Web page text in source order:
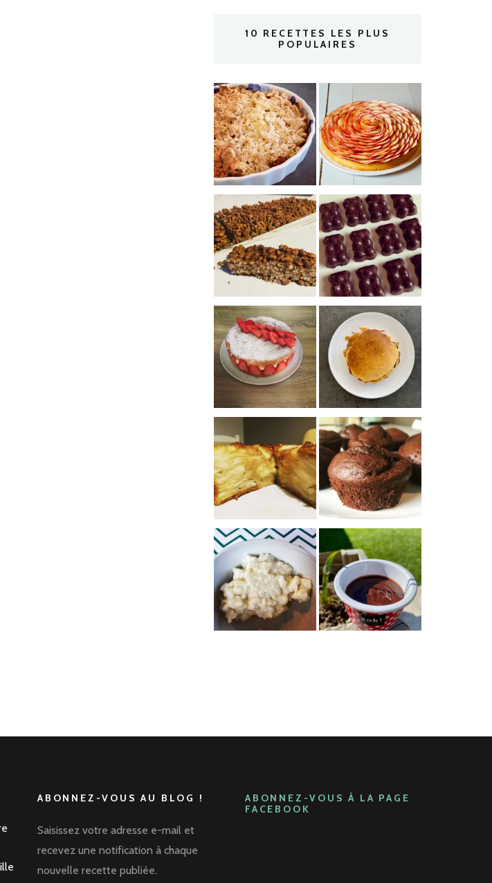
10 RECETTES LES PLUS
POPULAIRES
ABONNEZ-VOUS AU BLOG !
Saisissez votre adresse e-mail et
recevez une notification à chaque
nouvelle recette publiée.
ABONNEZ-VOUS À LA PAGE
FACEBOOK